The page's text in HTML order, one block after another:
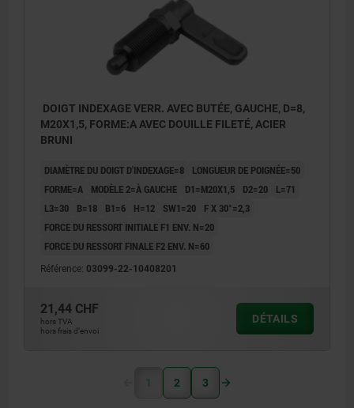
DOIGT INDEXAGE VERR. AVEC BUTÉE, GAUCHE, D=8,
M20X1,5, FORME:A AVEC DOUILLE FILETÉ, ACIER
BRUNI
DIAMÈTRE DU DOIGT D'INDEXAGE=8
LONGUEUR DE POIGNÉE=50
FORME=A
MODÈLE 2=À GAUCHE D1=M20X1,5 D2=20
L=71
L3=30
B=18 B1=6 H=12 SW1=20
F X 30°=2,3
FORCE DU RESSORT INITIALE F1 ENV. N=20
FORCE DU RESSORT FINALE F2 ENV. N=60
Référence: 03099-22-10408201
21,44 CHF
hors TVA
hors frais d’envoi
DÉTAILS
1 2 3